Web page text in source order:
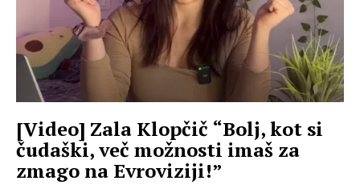
[Video] Zala Klopčič “Bolj, kot si
čudaški, več možnosti imaš za
zmago na Evroviziji!”